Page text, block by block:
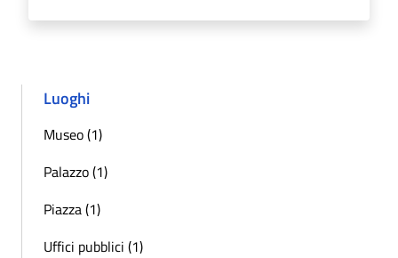
Luoghi
Museo (1)
Palazzo (1)
Piazza (1)
Uffici pubblici (1)